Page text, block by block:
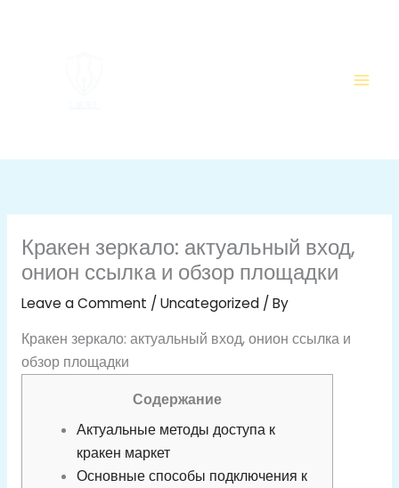
Кракен зеркало: актуальный вход,
онион ссылка и обзор площадки
Leave a Comment / Uncategorized/ By
Кракен зеркало: актуальный вход, онион ссылка и
обзор площадки
Содержание
Актуальные методы доступа к
кракен маркет
Основные способы подключения к